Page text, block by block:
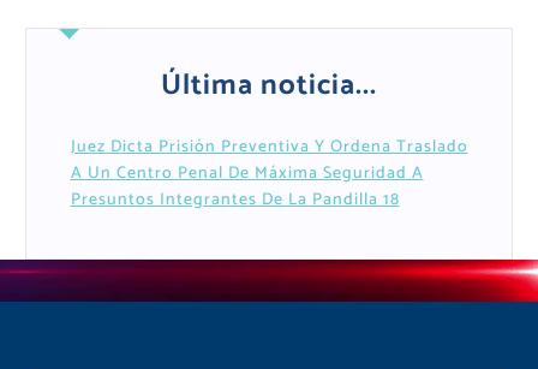
Última noticia...
Juez Dicta Prisión Preventiva Y Ordena Traslado
A Un Centro Penal De Máxima Seguridad A
Presuntos Integrantes De La Pandilla 18